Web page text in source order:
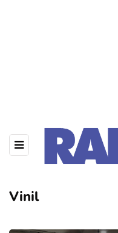
Vinil